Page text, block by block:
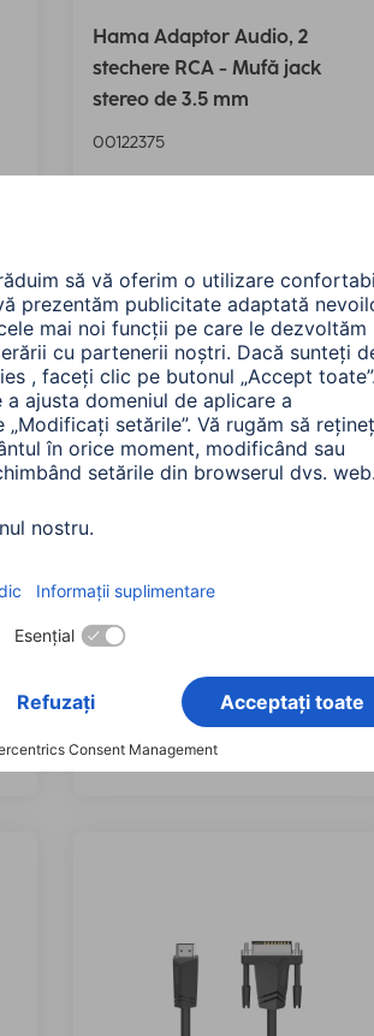
Hama Adaptor Audio, 2
stechere RCA - Mufă jack
stereo de 3.5 mm
00122375
Hama Adaptor subwoofer,
Mufă RCA - 2 prize RCA
37,90 RON